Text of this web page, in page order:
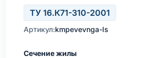
ТУ 16.К71-310-2001
Артикул:kmpevevnga-ls
Сечение жилы